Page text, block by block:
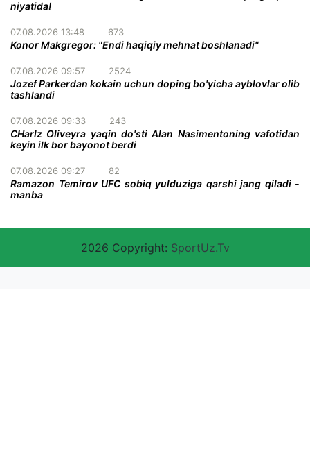
niyatida!
07.08.2026 13:48 673
Konor Makgregor: "Endi haqiqiy mehnat boshlanadi"
07.08.2026 09:57 2524
Jozef Parkerdan kokain uchun doping bo'yicha ayblovlar olib
tashlandi
07.08.2026 09:33 243
CHarlz Oliveyra yaqin do'sti Alan Nasimentoning vafotidan
keyin ilk bor bayonot berdi
07.08.2026 09:27 82
Ramazon Temirov UFC sobiq yulduziga qarshi jang qiladi -
manba
2026 Copyright: SportUz.Tv